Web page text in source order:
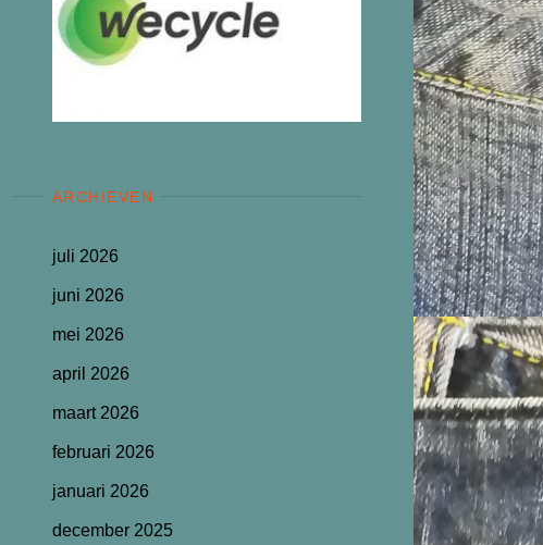
ARCHIEVEN
juli 2026
juni 2026
mei 2026
april 2026
maart 2026
februari 2026
januari 2026
december 2025